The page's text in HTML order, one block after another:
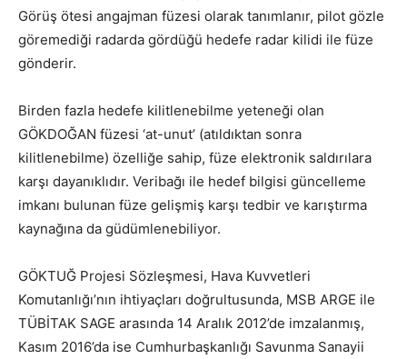
Görüş ötesi angajman füzesi olarak tanımlanır, pilot gözle
göremediği radarda gördüğü hedefe radar kilidi ile füze
gönderir.
Birden fazla hedefe kilitlenebilme yeteneği olan
GÖKDOĞAN füzesi ‘at-unut’ (atıldıktan sonra
kilitlenebilme) özelliğe sahip, füze elektronik saldırılara
karşı dayanıklıdır. Veribağı ile hedef bilgisi güncelleme
imkanı bulunan füze gelişmiş karşı tedbir ve karıştırma
kaynağına da güdümlenebiliyor.
GÖKTUĞ Projesi Sözleşmesi, Hava Kuvvetleri
Komutanlığı’nın ihtiyaçları doğrultusunda, MSB ARGE ile
TÜBİTAK SAGE arasında 14 Aralık 2012’de imzalanmış,
Kasım 2016’da ise Cumhurbaşkanlığı Savunma Sanayii